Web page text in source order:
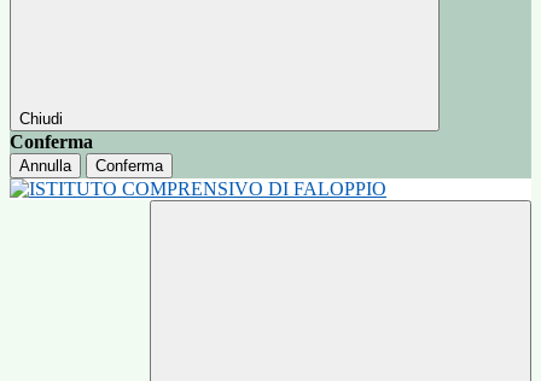
Chiudi
Conferma
Annulla Conferma